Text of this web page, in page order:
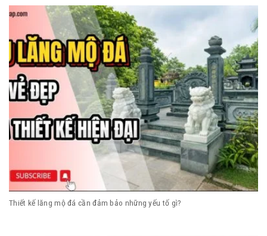
Thiết kế lăng mộ đá cần đảm bảo những yếu tố gì?